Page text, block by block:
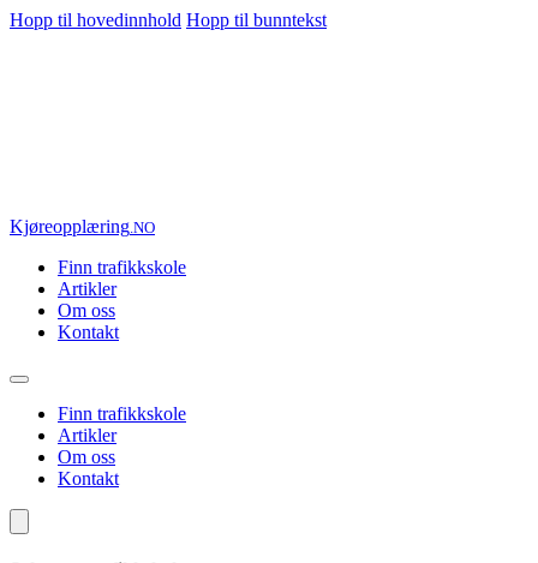
Hopp til hovedinnhold Hopp til bunntekst
Kjøreopplæring.NO
Finn trafikkskole
Artikler
Om oss
Kontakt
Finn trafikkskole
Artikler
Om oss
Kontakt